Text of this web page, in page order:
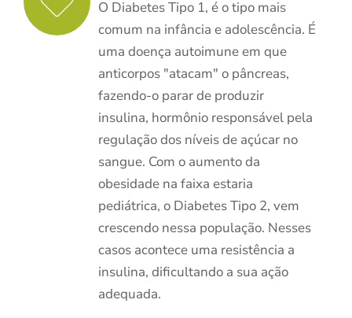
O Diabetes Tipo 1, é o tipo mais
comum na infância e adolescência. É
uma doença autoimune em que
anticorpos "atacam" o pâncreas,
fazendo-o parar de produzir
insulina, hormônio responsável pela
regulação dos níveis de açúcar no
sangue. Com o aumento da
obesidade na faixa estaria
pediátrica, o Diabetes Tipo 2, vem
crescendo nessa população. Nesses
casos acontece uma resistência a
insulina, dificultando a sua ação
adequada.